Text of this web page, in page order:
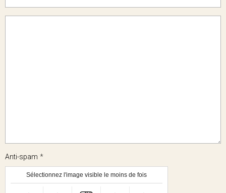
Anti-spam
Sélectionnez l'image visible le moins de fois